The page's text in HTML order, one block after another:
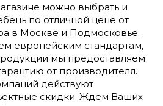
можно выбрать и
по отличной цене от
в Москве и Подмосковье.
европейским стандартам,
мы предоставляем
от производителя.
действуют
скидки. Ждем Ваших